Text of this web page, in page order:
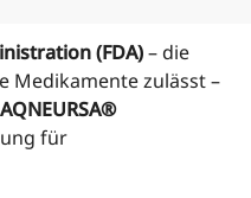
(FDA)– die
Medikamente zulässt –
AQNEURSA®
für